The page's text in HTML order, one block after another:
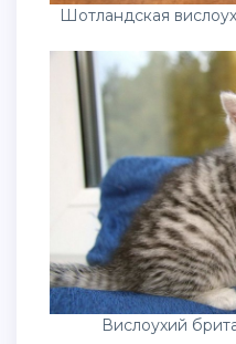
Шотландская
Вислоухий